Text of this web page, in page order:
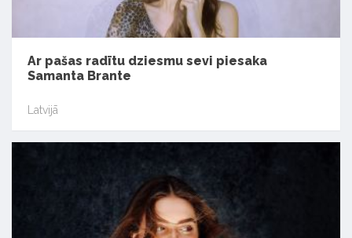
Ar pašas radītu dziesmu sevi piesaka
Samanta Brante
Latvijā